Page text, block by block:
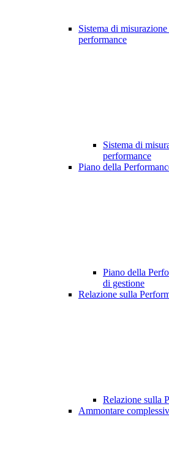
Sistema di
performance
Sistema di
performance
Piano della
Piano della
di gestione
Relazione sulla
Relazione sulla
Ammontare